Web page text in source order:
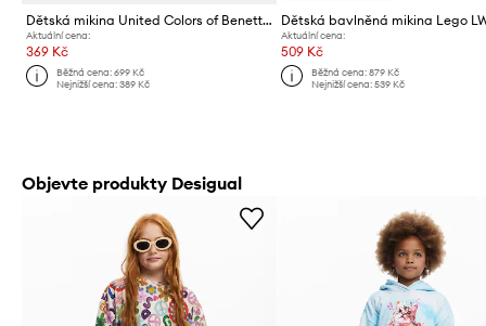
Dětská mikina United Colors of Benetton
Aktuální cena:
369 Kč
Běžná cena:699 Kč
Nejnižší cena:389 Kč
Aktuální cena:
509 Kč
Běžná cena: 879 Kč
Nejnižší cena: 539 Kč
Objevte produkty Desigual